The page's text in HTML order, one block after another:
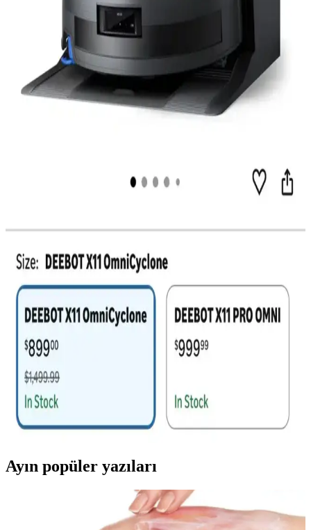
Reddit Verileriyle Robot Süpürge Tercihleri:
Kullanım Senaryolarına Göre Detaylı Analiz 2025-
2025-2026 Reddit verileriyle robot süpürge modellerinin evcil
hayvan tüyü, karmaşık zemin ve bakım kolaylığı gibi kullanım
senaryolarına göre tercih ve performansları incelenmiştir.
Roborock ve Dreame robot süpürgeler, farklı teknik özellikler ve
kullanıcı deneyimleriyle öne çıkar. Navigasyon, otomatik su
Mini Robot Süpürgeler: Küçük Alanlar İçin Uygun
Fiyatlı ve Pratik Temizlik Çözümleri
Mini robot süpürgeler, küçük yaşam alanlarında temizlik kolaylığı
sağlarken fiyat ve pazarlama eksiklikleriyle karşı karşıyadır. Uygun
fiyatlı ve özellikli modellerle pazar genişleyebilir.
Deebot X11 OmniCyclone Robot Süpürge İncelemesi
ve Teknik Karşılaştırmaları
Deebot X11 OmniCyclone, torbasız toz haznesi ve evcil hayvan
tüyü toplama kapasitesiyle dikkat çekiyor. Teknik özellikleri,
kullanıcı deneyimleri ve diğer modellerle karşılaştırmaları detaylıca
inceleniyor.
Ayın popüler yazıları